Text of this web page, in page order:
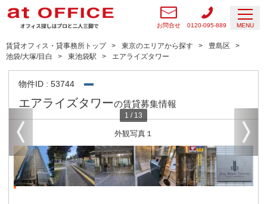
お問合せ 0120-095-889 MENU
賃貸オフィス・貸事務所トップ 東京のエリアから探す
豊島区
池袋/大塚/目白
東池袋駅 エアライズタワー
物件ID : 53744
エアライズタワーの賃貸募集情報
外観写真１
1 / 13